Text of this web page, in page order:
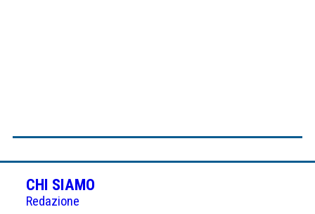
CHI SIAMO
Redazione